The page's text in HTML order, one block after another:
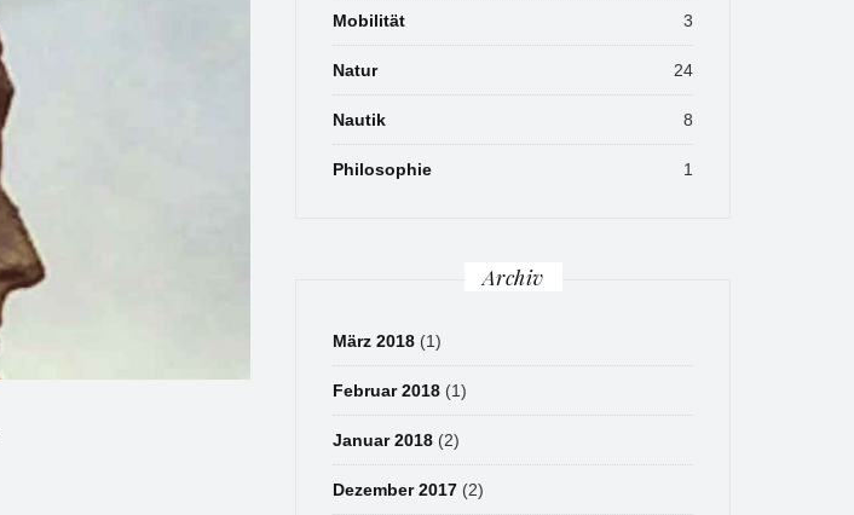
Mobilität 3
Natur 24
Nautik 8
Philosophie 1
Archiv
März 2018 (1)
Februar 2018 (1)
Januar 2018 (2)
Dezember 2017 (2)